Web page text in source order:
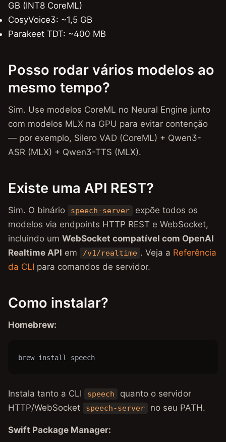
GB (INT8 CoreML)
CosyVoice3: ~1,5 GB
Parakeet TDT: ~400 MB
Posso rodar vários modelos ao
mesmo tempo?
Sim. Use modelos CoreML no Neural Engine junto
com modelos MLX na GPU para evitar contenção
— por exemplo, Silero VAD (CoreML) + Qwen3-
ASR (MLX) + Qwen3-TTS (MLX).
Existe uma API REST?
Sim. O binário speech-server
expõe todos os
modelos via endpoints HTTP REST e WebSocket,
incluindo um WebSocket compatível com OpenAI
Realtime API em /v1/realtime . Veja a Referência
da CLI para comandos de servidor.
Como instalar?
Homebrew:
brew install speech
Instala tanto a CLI speech
quanto o servidor
HTTP/WebSocket
speech-server no seu PATH.
Swift Package Manager: